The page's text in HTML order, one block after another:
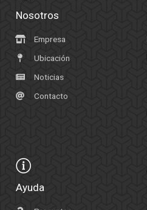
Nosotros
Empresa
Ubicación
Noticias
Contacto
Ayuda